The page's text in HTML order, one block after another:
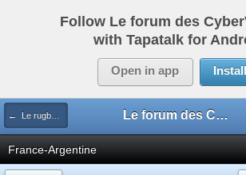
Follow Le forum des
with Tapatalk for
Open in app Install
← Le rugby international Le forum des CyberVulcans
France-Argentine